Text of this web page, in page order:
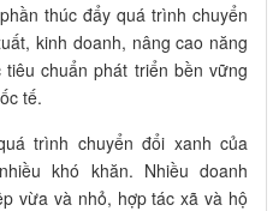
thúc đẩy quá trình chuyển
kinh doanh, nâng cao năng
chuẩn phát triển bền vững
tế.
trình chuyển đổi xanh của
khó khăn. Nhiều doanh
vừa và nhỏ, hợp tác xã và hộ